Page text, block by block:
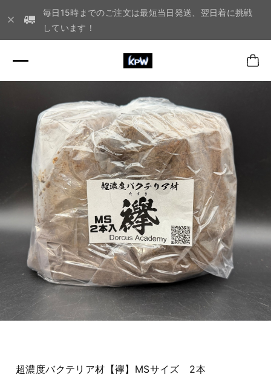
毎日15時までのご注文は最短当日発送、翌日着に挑戦
しています！
超濃度バクテリア材【襷】MSサイズ 2本